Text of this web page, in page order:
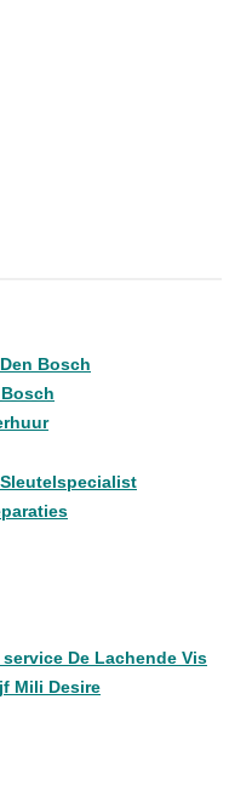
Bosch
De Lachende Vis
Mili Desire